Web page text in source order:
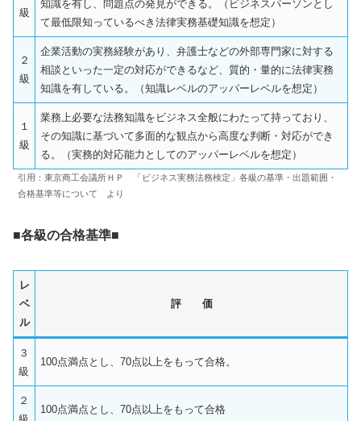
級
知識を有し、問題点の発見ができる。（ビジネスパーソンとし
て最低限知っているべき法律実務基礎知識を想定）
２
級
企業活動の実務経験があり、弁護士などの外部専門家に対する
相談といった一定の対応ができるなど、質的・量的に法律実務
知識を有している。（知識レベルのアッパーレベルを想定）
１
級
業務上必要な法務知識をビジネス全般にわたって持っており、
その知識に基づいて多面的な観点から高度な判断・対応ができ
る。（実務的対応能力としてのアッパーレベルを想定）
引用：東京商工会議所ＨＰ 「ビジネス実務法務検定」各級の基準・出題範囲・
合格基準等について より
■各級の合格基準■
レ
ベ
ル
評 価
３
級
100点満点とし、70点以上をもって合格。
２
100点満点とし、70点以上をもって合格